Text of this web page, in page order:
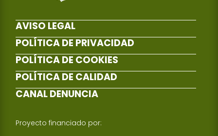
AVISO LEGAL
POLÍTICA DE PRIVACIDAD
POLÍTICA DE COOKIES
POLÍTICA DE CALIDAD
CANAL DENUNCIA
Proyecto financiado por: